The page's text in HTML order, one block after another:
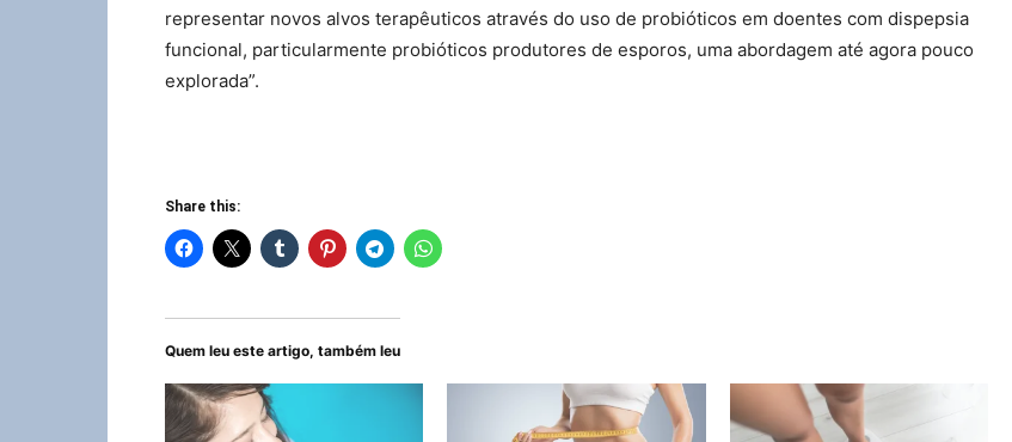
representar novos alvos terapêuticos através do uso de probióticos em doentes com dispepsia
funcional, particularmente probióticos produtores de esporos, uma abordagem até agora pouco
explorada”.
Share this:
Quem leu este artigo, também leu